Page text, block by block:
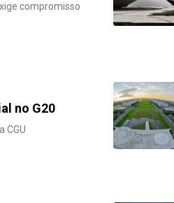
compromisso
no G20
CGU